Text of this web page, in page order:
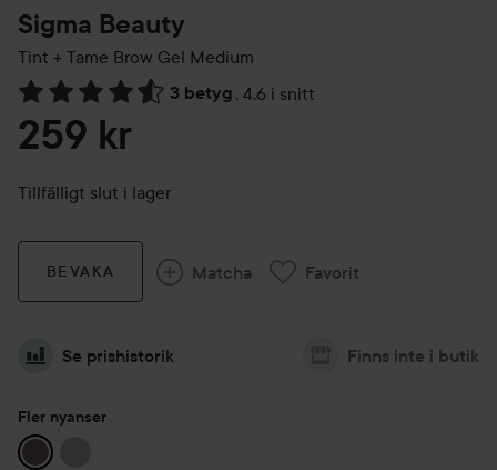
Sigma Beauty
Tint + Tame Brow Gel Medium
3 betyg , 4.6 i snitt
Hoppa till Betyg & kommentarer
259 kr
Tillfälligt slut i lager
BEVAKA Matcha Favorit
Se prishistorik Finns inte i butik
Fler nyanser